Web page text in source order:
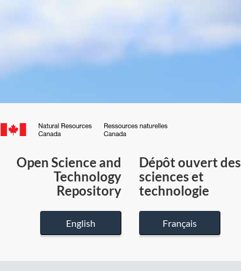
Canada.ca
du
Canada
Open Science and
Technology
Repository
English
Dépôt ouvert des
sciences et
technologie
Français